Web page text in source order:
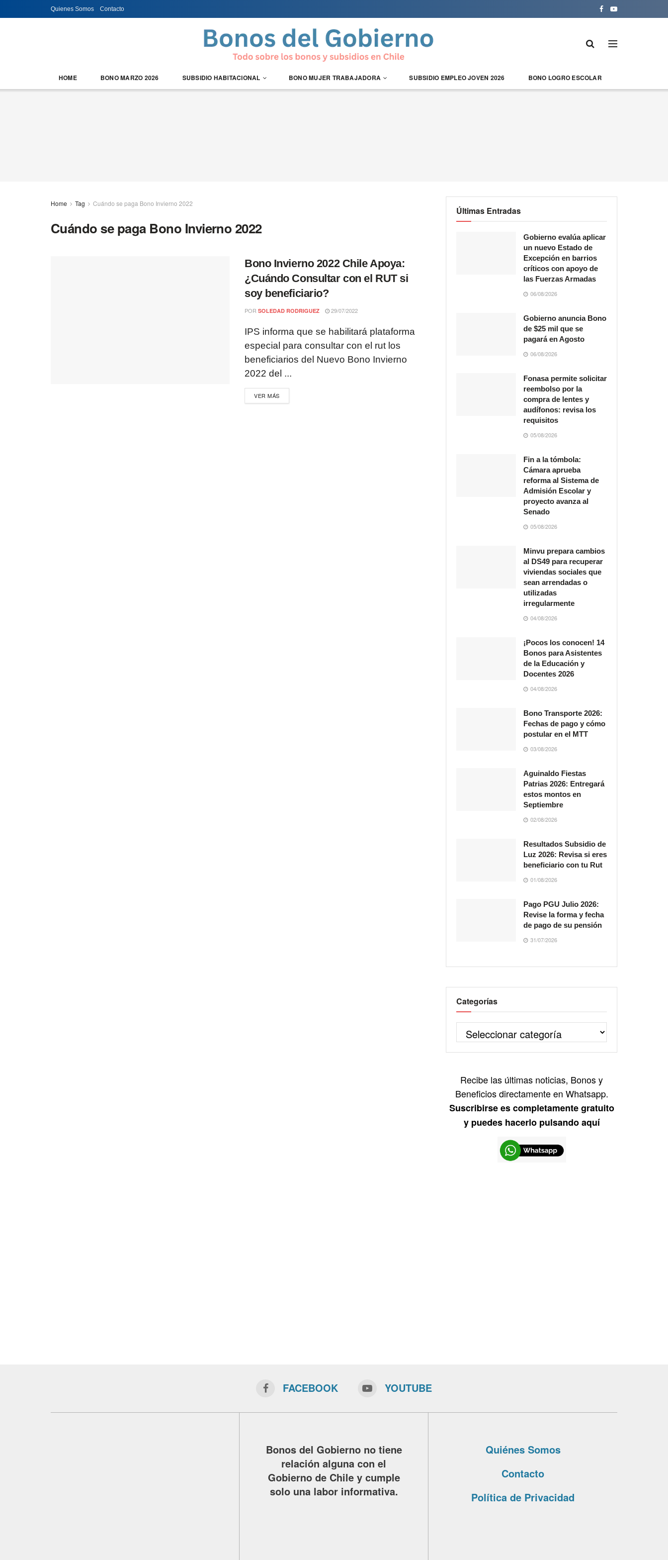
Quienes Somos Contacto
HOME BONO MARZO 2026 SUBSIDIO HABITACIONAL BONO MUJER TRABAJADORA SUBSIDIO EMPLEO JOVEN 2026 BONO LOGRO ESCOLAR
Home Tag Cuándo se paga Bono Invierno 2022
Cuándo se paga Bono Invierno 2022
Bono Invierno 2022 Chile Apoya:
¿Cuándo Consultar con el RUT si
soy beneficiario?
POR SOLEDAD RODRIGUEZ 29/07/2022
IPS informa que se habilitará plataforma
especial para consultar con el rut los
beneficiarios del Nuevo Bono Invierno
2022 del ...
VER MÁS
Últimas Entradas
Gobierno evalúa aplicar
un nuevo Estado de
Excepción en barrios
críticos con apoyo de
las Fuerzas Armadas
06/08/2026
Gobierno anuncia Bono
de $25 mil que se
pagará en Agosto
06/08/2026
Fonasa permite solicitar
reembolso por la
compra de lentes y
audífonos: revisa los
requisitos
05/08/2026
Fin a la tómbola:
Cámara aprueba
reforma al Sistema de
Admisión Escolar y
proyecto avanza al
Senado
05/08/2026
Minvu prepara cambios
al DS49 para recuperar
viviendas sociales que
sean arrendadas o
utilizadas
irregularmente
04/08/2026
¡Pocos los conocen! 14
Bonos para Asistentes
de la Educación y
Docentes 2026
04/08/2026
Bono Transporte 2026:
Fechas de pago y cómo
postular en el MTT
03/08/2026
Aguinaldo Fiestas
Patrias 2026: Entregará
estos montos en
Septiembre
02/08/2026
Resultados Subsidio de
Luz 2026: Revisa si eres
beneficiario con tu Rut
01/08/2026
Pago PGU Julio 2026:
Revise la forma y fecha
de pago de su pensión
31/07/2026
Categorías
Recibe las últimas noticias, Bonos y
Beneficios directamente en Whatsapp.
Suscribirse es completamente gratuito
y puedes hacerlo pulsando aquí
FACEBOOK YOUTUBE
Bonos del Gobierno no tiene
relación alguna con el
Gobierno de Chile y cumple
solo una labor informativa.
Quiénes Somos
Contacto
Política de Privacidad